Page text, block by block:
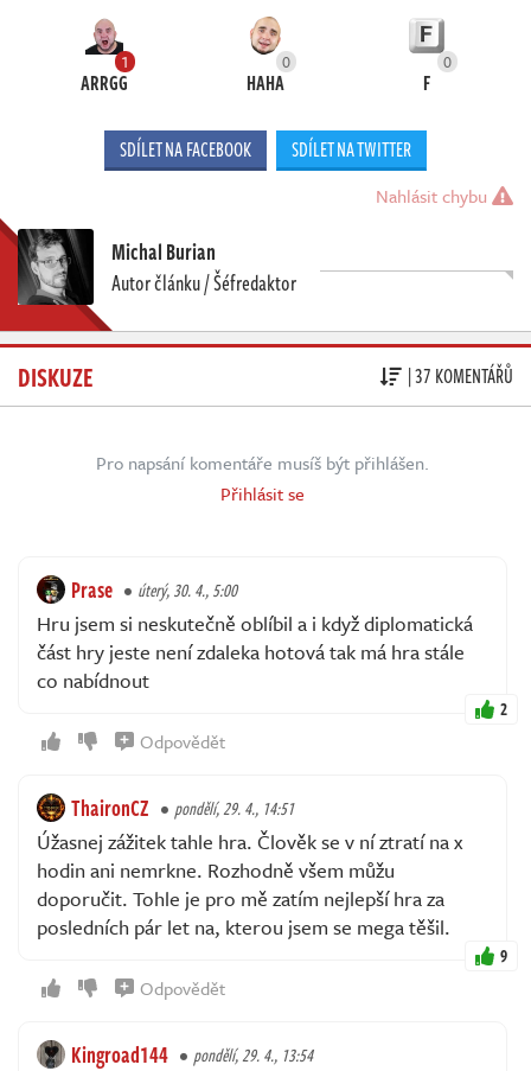
1
ARRGG
0
HAHA
0
F
SDÍLET NA FACEBOOK SDÍLET NA TWITTER
Nahlásit chybu
Michal Burian
Autor článku / Šéfredaktor
DISKUZE | 37 KOMENTÁŘŮ
Pro napsání komentáře musíš být přihlášen.
Přihlásit se
Prase úterý, 30. 4., 5:00
Hru jsem si neskutečně oblíbil a i když diplomatická
část hry jeste není zdaleka hotová tak má hra stále
co nabídnout
2
Odpovědět
ThaironCZ pondělí, 29. 4., 14:51
Úžasnej zážitek tahle hra. Člověk se v ní ztratí na x
hodin ani nemrkne. Rozhodně všem můžu
doporučit. Tohle je pro mě zatím nejlepší hra za
posledních pár let na, kterou jsem se mega těšil.
9
Odpovědět
Kingroad144 pondělí, 29. 4., 13:54